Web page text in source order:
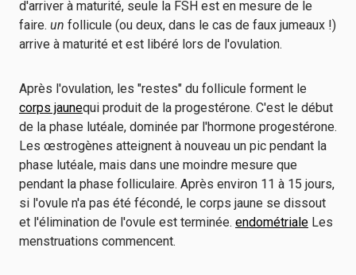
d'arriver à maturité, seule la FSH est en mesure de le
faire. un follicule (ou deux, dans le cas de faux jumeaux !)
arrive à maturité et est libéré lors de l'ovulation.
Après l'ovulation, les "restes" du follicule forment le
corps jaunequi produit de la progestérone. C'est le début
de la phase lutéale, dominée par l'hormone progestérone.
Les œstrogènes atteignent à nouveau un pic pendant la
phase lutéale, mais dans une moindre mesure que
pendant la phase folliculaire. Après environ 11 à 15 jours,
si l'ovule n'a pas été fécondé, le corps jaune se dissout
et l'élimination de l'ovule est terminée. endométriale Les
menstruations commencent.